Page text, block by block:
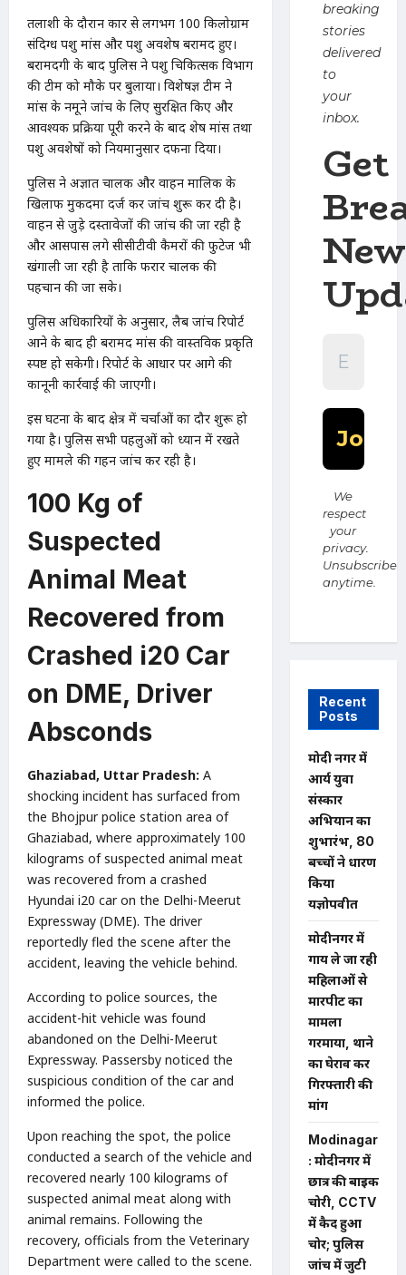
तलाशी के दौरान कार से लगभग 100 किलोग्राम
संदिग्ध पशु मांस और पशु अवशेष बरामद हुए।
बरामदगी के बाद पुलिस ने पशु चिकित्सक विभाग
की टीम को मौके पर बुलाया। विशेषज्ञ टीम ने
मांस के नमूने जांच के लिए सुरक्षित किए और
आवश्यक प्रक्रिया पूरी करने के बाद शेष मांस तथा
पशु अवशेषों को नियमानुसार दफना दिया।
पुलिस ने अज्ञात चालक और वाहन मालिक के
खिलाफ मुकदमा दर्ज कर जांच शुरू कर दी है।
वाहन से जुड़े दस्तावेजों की जांच की जा रही है
और आसपास लगे सीसीटीवी कैमरों की फुटेज भी
खंगाली जा रही है ताकि फरार चालक की
पहचान की जा सके।
पुलिस अधिकारियों के अनुसार, लैब जांच रिपोर्ट
आने के बाद ही बरामद मांस की वास्तविक प्रकृति
स्पष्ट हो सकेगी। रिपोर्ट के आधार पर आगे की
कानूनी कार्रवाई की जाएगी।
इस घटना के बाद क्षेत्र में चर्चाओं का दौर शुरू हो
गया है। पुलिस सभी पहलुओं को ध्यान में रखते
हुए मामले की गहन जांच कर रही है।
100 Kg of
Suspected
Animal Meat
Recovered from
Crashed i20 Car
on DME, Driver
Absconds
Ghaziabad, Uttar Pradesh: A
shocking incident has surfaced from
the Bhojpur police station area of
Ghaziabad, where approximately 100
kilograms of suspected animal meat
was recovered from a crashed
Hyundai i20 car on the Delhi-Meerut
Expressway (DME). The driver
reportedly fled the scene after the
accident, leaving the vehicle behind.
According to police sources, the
accident-hit vehicle was found
abandoned on the Delhi-Meerut
Expressway. Passersby noticed the
suspicious condition of the car and
informed the police.
Upon reaching the spot, the police
conducted a search of the vehicle and
recovered nearly 100 kilograms of
suspected animal meat along with
animal remains. Following the
recovery, officials from the Veterinary
Department were called to the scene.
breaking
stories
delivered
to
your
inbox.
Get
We
respect
your
privacy.
Unsubscribe
anytime.
Recent
Posts
मोदी नगर में
आर्य युवा
संस्कार
अभियान का
शुभारंभ, 80
बच्चों ने धारण
किया
यज्ञोपवीत
मोदीनगर में
गाय ले जा रही
महिलाओं से
मारपीट का
मामला
गरमाया, थाने
का घेराव कर
गिरफ्तारी की
मांग
Modinagar
: मोदीनगर में
छात्र की बाइक
चोरी, CCTV
में कैद हुआ
चोर; पुलिस
जांच में जुटी